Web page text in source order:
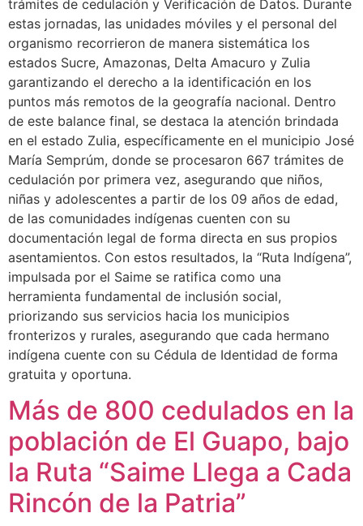
trámites de cedulación y Verificación de Datos. Durante
estas jornadas, las unidades móviles y el personal del
organismo recorrieron de manera sistemática los
estados Sucre, Amazonas, Delta Amacuro y Zulia
garantizando el derecho a la identificación en los
puntos más remotos de la geografía nacional. Dentro
de este balance final, se destaca la atención brindada
en el estado Zulia, específicamente en el municipio José
María Semprúm, donde se procesaron 667 trámites de
cedulación por primera vez, asegurando que niños,
niñas y adolescentes a partir de los 09 años de edad,
de las comunidades indígenas cuenten con su
documentación legal de forma directa en sus propios
asentamientos. Con estos resultados, la “Ruta Indígena”,
impulsada por el Saime se ratifica como una
herramienta fundamental de inclusión social,
priorizando sus servicios hacia los municipios
fronterizos y rurales, asegurando que cada hermano
indígena cuente con su Cédula de Identidad de forma
gratuita y oportuna.
Más de 800 cedulados en la
población de El Guapo, bajo
la Ruta “Saime Llega a Cada
Rincón de la Patria”